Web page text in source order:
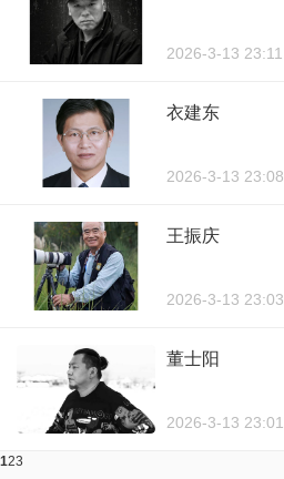
2026-3-13 23:11
衣建东
2026-3-13 23:08
王振庆
2026-3-13 23:03
董士阳
2026-3-13 23:01
123